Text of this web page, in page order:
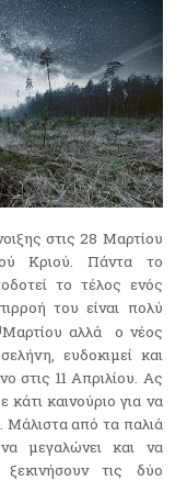
στις 28 Μαρτίου
Κριού. Πάντα το
το τέλος ενός
του είναι πολύ
Μαρτίου αλλά ο νέος
ευδοκιμεί και
στις 11 Απριλίου. Ας
κάτι καινούριο για να
Μάλιστα από τα παλιά
μεγαλώνει και να
ξεκινήσουν τις δύο